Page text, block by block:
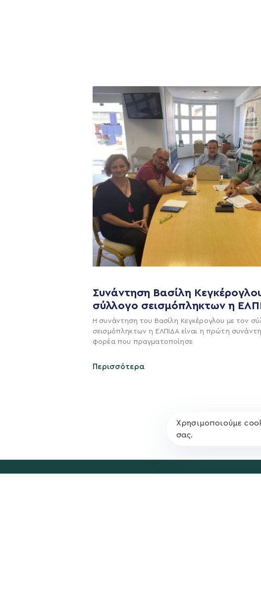
Συνάντηση Βασίλη
σύλλογο σεισμόπληκτων η
Η συνάντηση του Βασίλη Κεγκέρογλου με τον
σεισμόπληκτων η ΕΛΠΙΔΑ είναι η πρώτη
φορέα που πραγματοποίησε
Περισσότερα
Η ΠΑΡΆΤΑΞΗ
Όραμα
Χρησιμοποιούμε
σας.